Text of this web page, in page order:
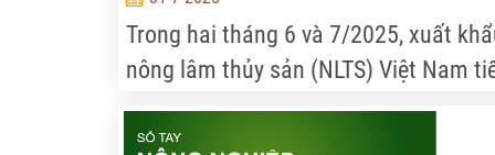
Trong hai tháng 6 và 7/2025, xuất
nông lâm thủy sản (NLTS) Việt Nam
tục tăng trưởng ấn tượng, đạt tổng kim
ngạch 39,24 tỷ USD sau 7 tháng, bằng